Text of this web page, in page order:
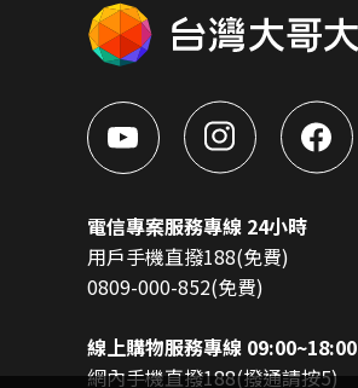
電信專案服務專線 24小時
用戶手機直撥188(免費)
0809-000-852(免費)
線上購物服務專線 09:00~18:00
網內手機直撥188(撥通請按5)